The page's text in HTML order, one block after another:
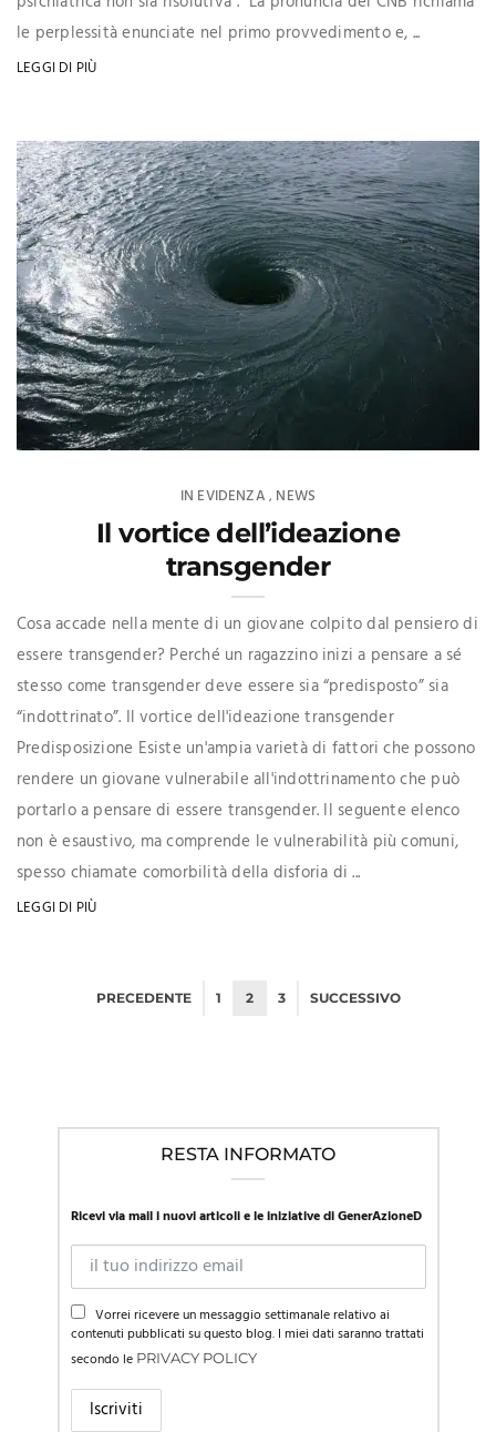
le perplessità enunciate nel primo provvedimento e, ...
LEGGI DI PIÙ
IN EVIDENZA , NEWS
Il vortice dell’ideazione
transgender
Cosa accade nella mente di un giovane colpito dal pensiero di
essere transgender? Perché un ragazzino inizi a pensare a sé
stesso come transgender deve essere sia “predisposto” sia
“indottrinato”. Il vortice dell'ideazione transgender
Predisposizione Esiste un'ampia varietà di fattori che possono
rendere un giovane vulnerabile all'indottrinamento che può
portarlo a pensare di essere transgender. Il seguente elenco
non è esaustivo, ma comprende le vulnerabilità più comuni,
spesso chiamate comorbilità della disforia di ...
LEGGI DI PIÙ
PRECEDENTE 1 2 3 SUCCESSIVO
RESTA INFORMATO
Ricevi via mail i nuovi articoli e le iniziative di GenerAzioneD
Vorrei ricevere un messaggio settimanale relativo ai
contenuti pubblicati su questo blog. I miei dati saranno trattati
secondo le PRIVACY POLICY